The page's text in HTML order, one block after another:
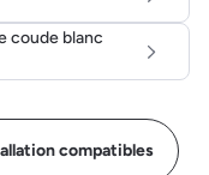
coude blanc
compatibles